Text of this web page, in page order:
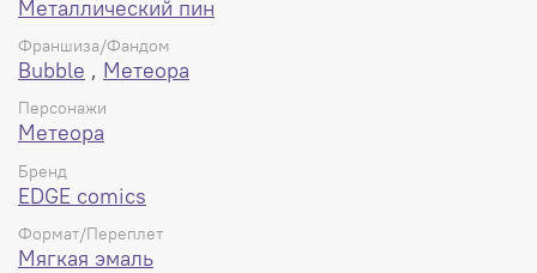
Металлический пин
Франшиза/Фандом
Bubble , Метеора
Персонажи
Метеора
Бренд
EDGE comics
Формат/Переплет
Мягкая эмаль